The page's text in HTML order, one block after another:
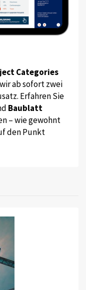
Categories
ab sofort zwei
Erfahren Sie
Baublatt
– wie gewohnt
den Punkt